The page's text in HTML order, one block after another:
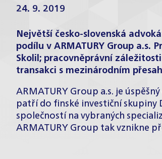
24. 9. 2019
Největší česko-slovenská
podílu v ARMATURY Group
Skolil; pracovněprávní
transakci s mezinárodním
ARMATURY Group a.s. je
patří do finské investiční skupiny
společností na vybraných
ARMATURY Group tak vznikne